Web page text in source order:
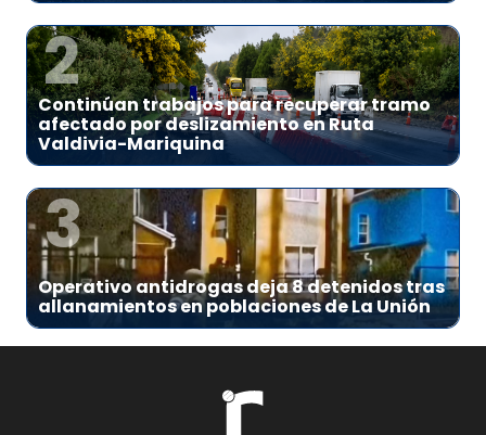
2
Continúan trabajos para recuperar tramo
afectado por deslizamiento en Ruta
Valdivia-Mariquina
3
Operativo antidrogas deja 8 detenidos tras
allanamientos en poblaciones de La Unión